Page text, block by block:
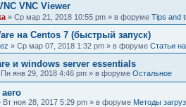
VNC Viewer
» Ср мар 21, 2018 10:55 pm » в форуме Tips and
на Centos 7 (быстрый запуск)
» Ср мар 07, 2018 1:32 pm » в форуме Статьи
и windows server essentials
Пн янв 29, 2018 4:46 pm » в форуме Остальное
aero
Вт ноя 28, 2017 5:29 pm » в форуме Методы